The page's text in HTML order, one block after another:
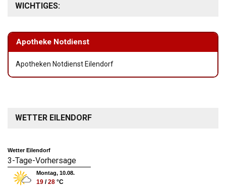
WICHTIGES:
Apotheke Notdienst
Apotheken Notdienst Eilendorf
WETTER EILENDORF
Wetter Eilendorf
3-Tage-Vorhersage
Montag, 10.08.
19 /28 °C